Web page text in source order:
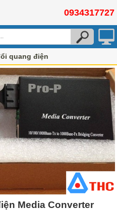
0934317727
quang điện
Media Converter